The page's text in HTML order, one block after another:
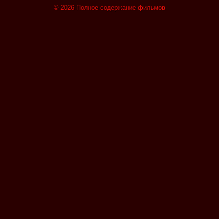
© 2026 Полное содержание фильмов